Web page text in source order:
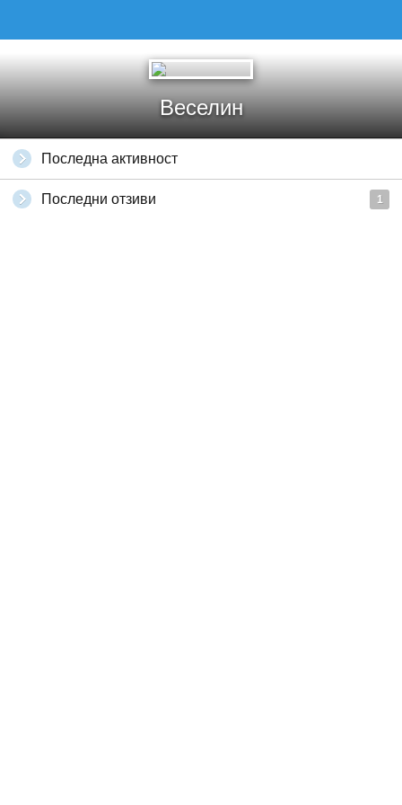
Веселин
Последна активност
Последни отзиви 1